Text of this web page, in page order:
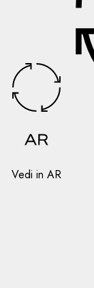
Vedi in AR